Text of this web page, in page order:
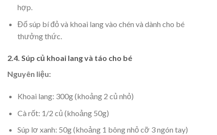
hợp.
Đổ súp bí đỏ và khoai lang vào chén và dành cho bé
thưởng thức.
2.4. Súp củ khoai lang và táo cho bé
Nguyên liệu:
Khoai lang: 300g (khoảng 2 củ nhỏ)
Cà rốt: 1/2 củ (khoảng 50g)
Súp lơ xanh: 50g (khoảng 1 bông nhỏ cỡ 3 ngón tay)